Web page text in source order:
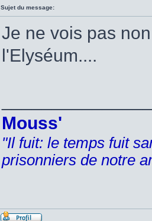
Sujet du message:
Je ne vois pas
l'Elyséum....
Mouss'
"Il fuit: le temps fuit
prisonniers de notre